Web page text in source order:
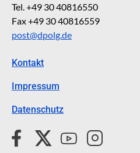
Tel. +49 30 40816550
Fax +49 30 40816559
post@dpolg.de
Kontakt
Impressum
Datenschutz